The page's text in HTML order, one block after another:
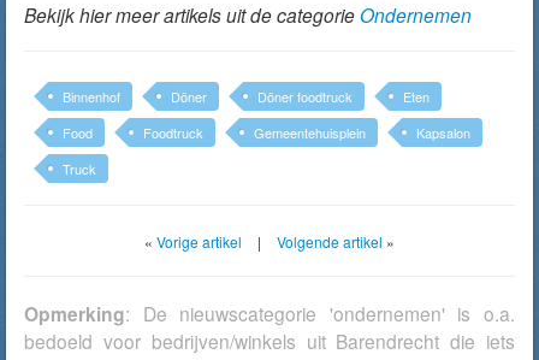
Bekijk hier meer artikels uit de categorieOndernemen
Binnenhof Döner Döner foodtruck
Eten
Food
Foodtruck Gemeentehuisplein
Kapsalon
Truck
« Vorige artikel | Volgende artikel »
Opmerking: De nieuwscategorie 'ondernemen' is o.a.
bedoeld voor bedrijven/winkels uit Barendrecht die iets